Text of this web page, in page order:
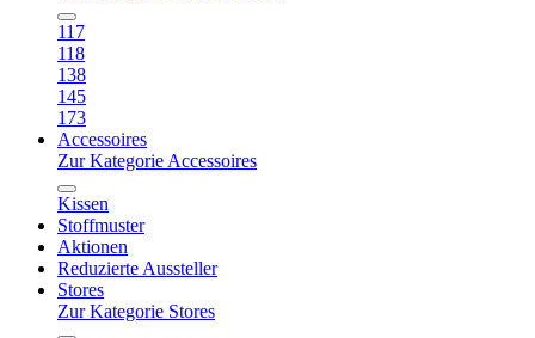
117
118
138
145
173
Accessoires
Zur Kategorie Accessoires
Kissen
Stoffmuster
Aktionen
Reduzierte Aussteller
Stores
Zur Kategorie Stores